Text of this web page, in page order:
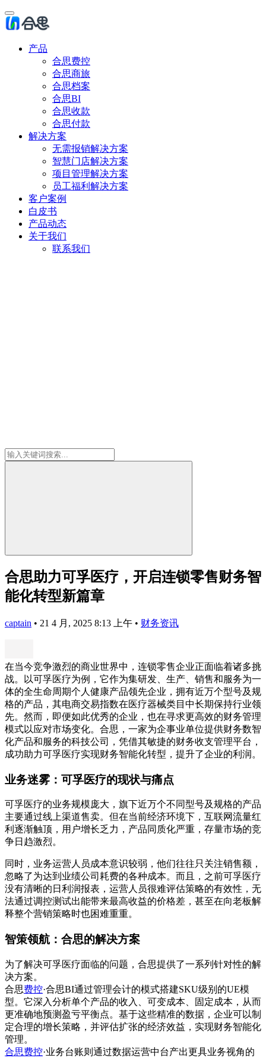
产品
合思费控
合思商旅
合思档案
合思BI
合思收款
合思付款
解决方案
无需报销解决方案
智慧门店解决方案
项目管理解决方案
员工福利解决方案
客户案例
白皮书
产品动态
关于我们
联系我们
合思助力可孚医疗，开启连锁零售财务智
能化转型新篇章
captain • 21 4 月, 2025 8:13 上午 • 财务资讯
在当今竞争激烈的商业世界中，连锁零售企业正面临着诸多挑
战。以可孚医疗为例，它作为集研发、生产、销售和服务为一
体的全生命周期个人健康产品领先企业，拥有近万个型号及规
格的产品，其电商交易指数在医疗器械类目中长期保持行业领
先。然而，即便如此优秀的企业，也在寻求更高效的财务管理
模式以应对市场变化。合思，一家为企事业单位提供财务数智
化产品和服务的科技公司，凭借其敏捷的财务收支管理平台，
成功助力可孚医疗实现财务智能化转型，提升了企业的利润。
业务迷雾：可孚医疗的现状与痛点
可孚医疗的业务规模庞大，旗下近万个不同型号及规格的产品
主要通过线上渠道售卖。但在当前经济环境下，互联网流量红
利逐渐触顶，用户增长乏力，产品同质化严重，存量市场的竞
争日趋激烈。
同时，业务运营人员成本意识较弱，他们往往只关注销售额，
忽略了为达到业绩公司耗费的各种成本。而且，之前可孚医疗
没有清晰的日利润报表，运营人员很难评估策略的有效性，无
法通过调控测试出能带来最高收益的价格差，甚至在向老板解
释整个营销策略时也困难重重。
智策领航：合思的解决方案
为了解决可孚医疗面临的问题，合思提供了一系列针对性的解
决方案。
合思费控·合思BI通过管理会计的模式搭建SKU级别的UE模
型。它深入分析单个产品的收入、可变成本、固定成本，从而
更准确地预测盈亏平衡点。基于这些精准的数据，企业可以制
定合理的增长策略，并评估扩张的经济效益，实现财务智能化
管理。
合思费控·业务台账则通过数据运营中台产出更具业务视角的